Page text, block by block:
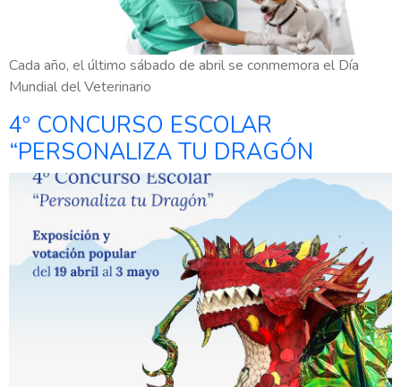
Cada año, el último sábado de abril se conmemora el Día
Mundial del Veterinario
4º CONCURSO ESCOLAR
“PERSONALIZA TU DRAGÓN